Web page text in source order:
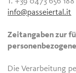
info@passeiertal.it
Zeitangaben zur
Die Verarbeitung